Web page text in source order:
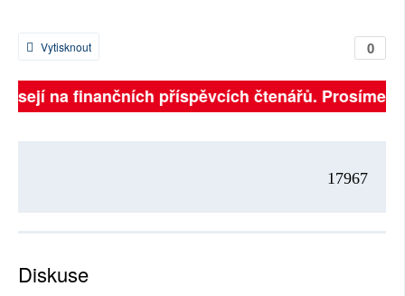
0
Vytisknout
na finančních příspěvcích čtenářů. Prosíme,
17967
Diskuse